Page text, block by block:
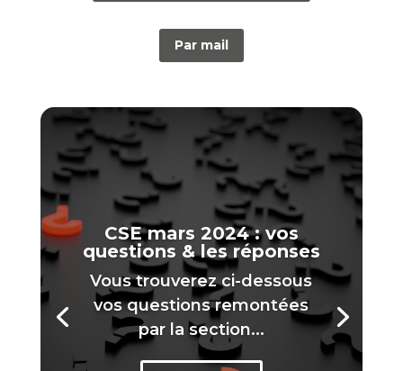
Par mail
CSE mars 2024 : vos
questions & les réponses
Vous trouverez ci-dessous
vos questions remontées
par la section...